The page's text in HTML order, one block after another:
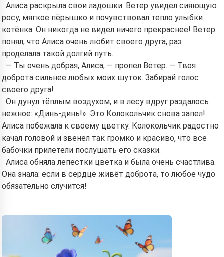
Алиса раскрыла свои ладошки. Ветер увидел сияющую
росу, мягкое пёрышко и почувствовал тепло улыбки
котёнка. Он никогда не видел ничего прекраснее! Ветер
понял, что Алиса очень любит своего друга, раз
проделала такой долгий путь.
— Ты очень добрая, Алиса, — пропел Ветер. — Твоя
доброта сильнее любых моих шуток. Забирай голос
своего друга!
Он дунул тёплым воздухом, и в лесу вдруг раздалось
нежное: «Динь-динь!». Это Колокольчик снова запел!
Алиса побежала к своему цветку. Колокольчик радостно
качал головой и звенел так громко и красиво, что все
бабочки прилетели послушать его сказки.
Алиса обняла лепестки цветка и была очень счастлива.
Она знала: если в сердце живёт доброта, то любое чудо
обязательно случится!